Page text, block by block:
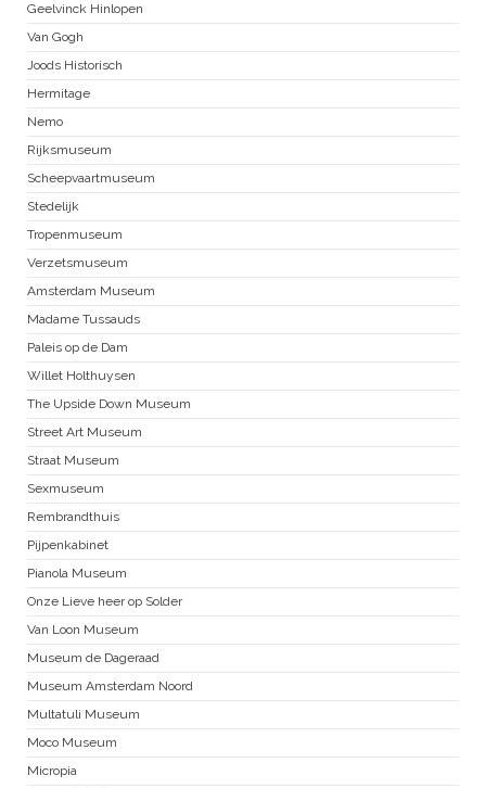
Geelvinck Hinlopen
Van Gogh
Joods Historisch
Hermitage
Nemo
Rijksmuseum
Scheepvaartmuseum
Stedelijk
Tropenmuseum
Verzetsmuseum
Amsterdam Museum
Madame Tussauds
Paleis op de Dam
Willet Holthuysen
The Upside Down Museum
Street Art Museum
Straat Museum
Sexmuseum
Rembrandthuis
Pijpenkabinet
Pianola Museum
Onze Lieve heer op Solder
Van Loon Museum
Museum de Dageraad
Museum Amsterdam Noord
Multatuli Museum
Moco Museum
Micropia